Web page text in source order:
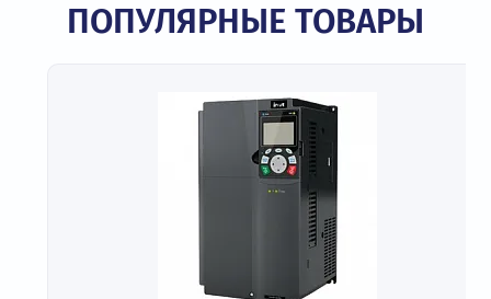
ПОПУЛЯРНЫЕ ТОВАРЫ